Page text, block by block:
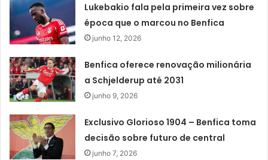
Lukebakio fala pela primeira vez sobre
época que o marcou no Benfica
junho 12, 2026
Benfica oferece renovação milionária
a Schjelderup até 2031
junho 9, 2026
Exclusivo Glorioso 1904 – Benfica toma
decisão sobre futuro de central
junho 7, 2026